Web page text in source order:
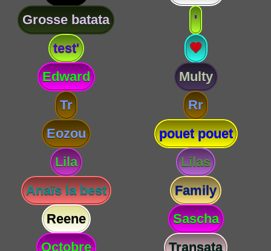
Grosse batata
'
test'
💗
Edward
Multy
Tr
Rr
Eozou
pouet pouet
Lila
Lilas
Anaïs la best
Family
Reene
Sascha
Octobre
Transata